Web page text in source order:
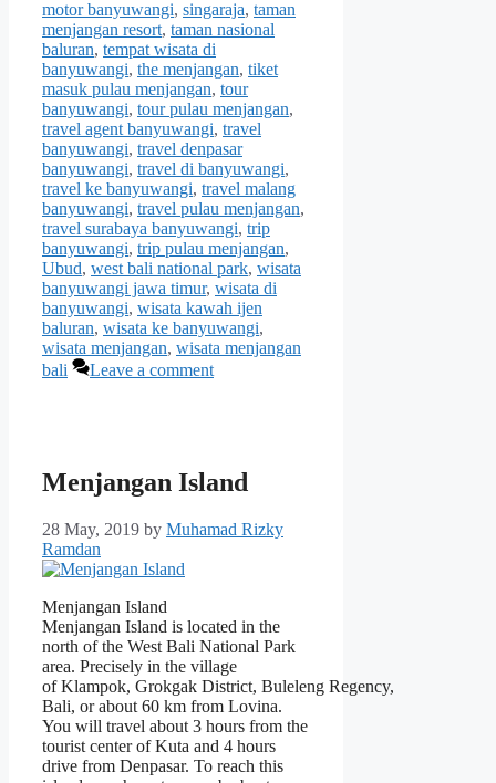
motor banyuwangi, singaraja, taman
menjangan resort, taman nasional
baluran, tempat wisata di
banyuwangi, the menjangan, tiket
masuk pulau menjangan, tour
banyuwangi, tour pulau menjangan,
travel agent banyuwangi, travel
banyuwangi, travel denpasar
banyuwangi, travel di banyuwangi,
travel ke banyuwangi, travel malang
banyuwangi, travel pulau menjangan,
travel surabaya banyuwangi, trip
banyuwangi, trip pulau menjangan,
Ubud, west bali national park, wisata
banyuwangi jawa timur, wisata di
banyuwangi, wisata kawah ijen
baluran, wisata ke banyuwangi,
wisata menjangan, wisata menjangan
bali
Leave a comment
Menjangan Island
28 May, 2019 by Muhamad Rizky
Ramdan
Menjangan Island
Menjangan Island is located in the
north of the West Bali National Park
area. Precisely in the village
of Klampok, Grokgak District, Buleleng Regency,
Bali, or about 60 km from Lovina.
You will travel about 3 hours from the
tourist center of Kuta and 4 hours
drive from Denpasar. To reach this